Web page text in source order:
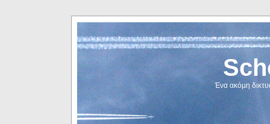
Ένα ακόμη